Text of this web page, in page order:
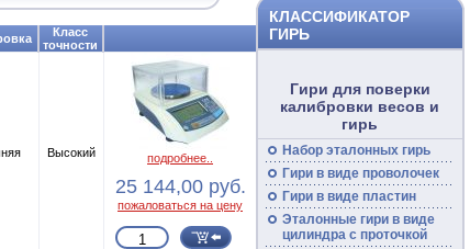
Класс
точности
Высокий подробнее..
25 144,00 руб.
пожаловаться на цену
КЛАССИФИКАТОР
ГИРЬ
Гири для поверки
калибровки весов и
гирь
Набор эталонных гирь
Гири в виде проволочек
Гири в виде пластин
Эталонные гири в виде
цилиндра с проточкой